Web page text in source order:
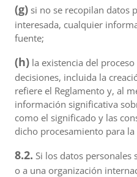
(g) si no se recopilan datos
interesada, cualquier
fuente;
(h) la existencia del
decisiones, incluida la
refiere el Reglamento y, al
información significativa
como el significado y las
dicho procesamiento para
8.2. Si los datos personales
o a una organización